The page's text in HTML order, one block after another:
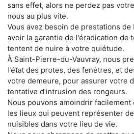
sans effet, alors ne perdez pas
nous au plus vite.
Vous avez besoin de prestations
avoir la garantie de l'éradication de
tentent de nuire à votre quiétude.
À Saint-Pierre-du-Vauvray, nous
l'état des protes, des fenêtres, et
votre demeure, pour assurer votre
tentative d'intrusion des rongeurs.
Nous pouvons amoindrir
les lieux qui peuvent représenter
nuisibles dans votre lieu de vie.